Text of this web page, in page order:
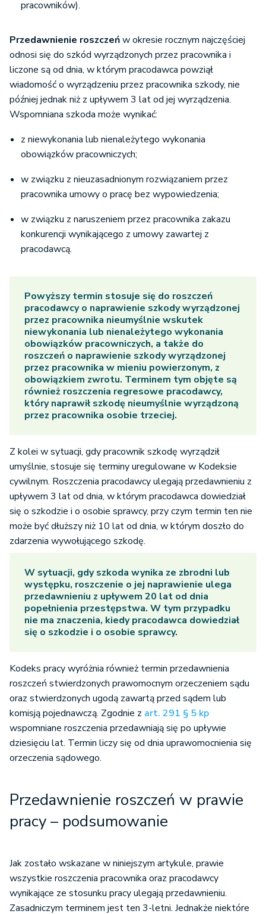
pracowników).
Przedawnienie roszczeńw okresie rocznym najczęściej
odnosi się do szkód wyrządzonych przez pracownika i
liczone są od dnia, w którym pracodawca powziął
wiadomość o wyrządzeniu przez pracownika szkody, nie
później jednak niż z upływem 3 lat od jej wyrządzenia.
Wspomniana szkoda może wynikać:
z niewykonania lub nienależytego wykonania
obowiązków pracowniczych;
w związku z nieuzasadnionym rozwiązaniem przez
pracownika umowy o pracę bez wypowiedzenia;
w związku z naruszeniem przez pracownika zakazu
konkurencji wynikającego z umowy zawartej z
pracodawcą.
Powyższy termin stosuje się do roszczeń
pracodawcy o naprawienie szkody wyrządzonej
przez pracownika nieumyślnie wskutek
niewykonania lub nienależytego wykonania
obowiązków pracowniczych, a także do
roszczeń o naprawienie szkody wyrządzonej
przez pracownika w mieniu powierzonym, z
obowiązkiem zwrotu. Terminem tym objęte są
również roszczenia regresowe pracodawcy,
który naprawił szkodę nieumyślnie wyrządzoną
przez pracownika osobie trzeciej.
Z kolei w sytuacji, gdy pracownik szkodę wyrządził
umyślnie, stosuje się terminy uregulowane w Kodeksie
cywilnym. Roszczenia pracodawcy ulegają przedawnieniu z
upływem 3 lat od dnia, w którym pracodawca dowiedział
się o szkodzie i o osobie sprawcy, przy czym termin ten nie
może być dłuższy niż 10 lat od dnia, w którym doszło do
zdarzenia wywołującego szkodę.
W sytuacji, gdy szkoda wynika ze zbrodni lub
występku, roszczenie o jej naprawienie ulega
przedawnieniu z upływem 20 lat od dnia
popełnienia przestępstwa. W tym przypadku
nie ma znaczenia, kiedy pracodawca dowiedział
się o szkodzie i o osobie sprawcy.
Kodeks pracy wyróżnia również termin przedawnienia
roszczeń stwierdzonych prawomocnym orzeczeniem sądu
oraz stwierdzonych ugodą zawartą przed sądem lub
komisją pojednawczą. Zgodnie z art. 291 § 5 kp
wspomniane roszczenia przedawniają się po upływie
dziesięciu lat. Termin liczy się od dnia uprawomocnienia się
orzeczenia sądowego.
Przedawnienie roszczeń w prawie
pracy – podsumowanie
Jak zostało wskazane w niniejszym artykule, prawie
wszystkie roszczenia pracownika oraz pracodawcy
wynikające ze stosunku pracy ulegają przedawnieniu.
Zasadniczym terminem jest ten 3-letni. Jednakże niektóre